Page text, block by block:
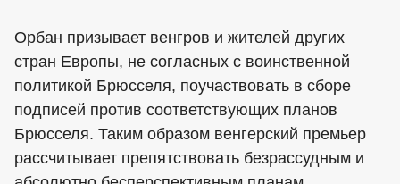
Орбан призывает венгров и жителей других
стран Европы, не согласных с воинственной
политикой Брюсселя, поучаствовать в сборе
подписей против соответствующих планов
Брюсселя. Таким образом венгерский премьер
рассчитывает препятствовать безрассудным и